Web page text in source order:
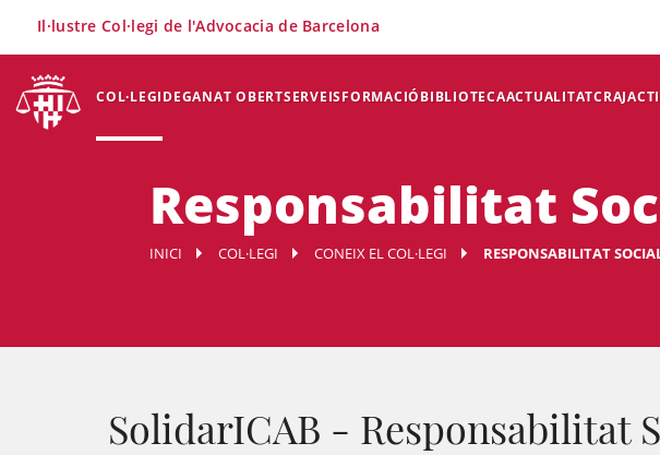
COL·LEGIDEGANAT OBERTSERVEISFORMACIÓBIBLIOTECAACTUALITATCRAJ
Il·lustre Col·legi de l'Advocacia de Barcelona
Responsabilitat
INICI COL·LEGI CONEIX EL COL·LEGI RESPONSABILITAT
SolidarICAB - Responsabilitat